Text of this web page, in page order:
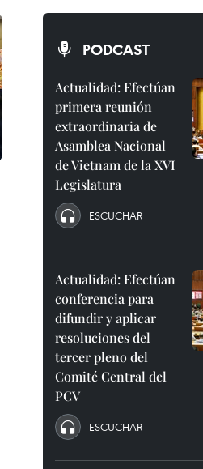
PODCAST
Actualidad: Efectúan
primera reunión
extraordinaria de
Asamblea Nacional
de Vietnam de la XVI
Legislatura
ESCUCHAR
Actualidad: Efectúan
conferencia para
difundir y aplicar
resoluciones del
tercer pleno del
Comité Central del
PCV
ESCUCHAR